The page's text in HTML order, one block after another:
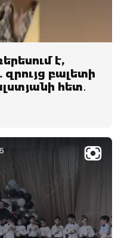
է,
բալետի
հետ․